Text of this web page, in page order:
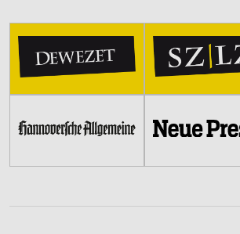
Verwendung genauer Standortdaten
Geräte anhand von aktiv angeforderten
Notwendig
Performance